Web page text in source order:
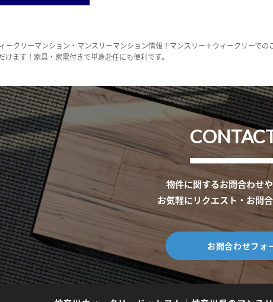
ークリーマンション・マンスリーマンション情報！マンスリー＋ウィークリーで
ます！家具・家電付きで単身赴任にも便利です。
物件に関するお問合わせや
お気軽にリクエスト・お問
お問合わせフォ